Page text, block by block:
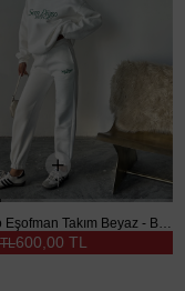
600,00 TL